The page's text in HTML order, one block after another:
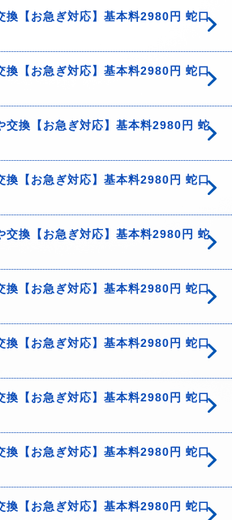
換【お急ぎ対応】基本料2980円 蛇口
換【お急ぎ対応】基本料2980円 蛇口
交換【お急ぎ対応】基本料2980円 蛇
換【お急ぎ対応】基本料2980円 蛇口
交換【お急ぎ対応】基本料2980円 蛇
換【お急ぎ対応】基本料2980円 蛇口
換【お急ぎ対応】基本料2980円 蛇口
換【お急ぎ対応】基本料2980円 蛇口
換【お急ぎ対応】基本料2980円 蛇口
換【お急ぎ対応】基本料2980円 蛇口